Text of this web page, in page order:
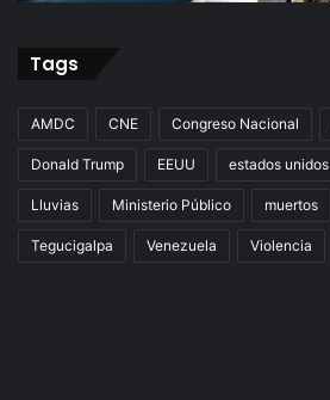
Tags
AMDC CNE Congreso Nacional
Donald Trump EEUU estados unidos
Lluvias Ministerio Público muertos
Tegucigalpa Venezuela Violencia